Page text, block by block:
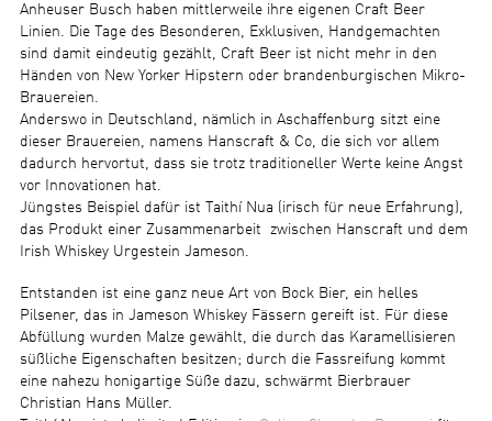
Anheuser Busch haben mittlerweile ihre eigenen Craft Beer
Linien. Die Tage des Besonderen, Exklusiven, Handgemachten
sind damit eindeutig gezählt, Craft Beer ist nicht mehr in den
Händen von New Yorker Hipstern oder brandenburgischen Mikro-
Brauereien.
Anderswo in Deutschland, nämlich in Aschaffenburg sitzt eine
dieser Brauereien, namens Hanscraft & Co, die sich vor allem
dadurch hervortut, dass sie trotz traditioneller Werte keine Angst
vor Innovationen hat.
Jüngstes Beispiel dafür ist Taithí Nua (irisch für neue Erfahrung),
das Produkt einer Zusammenarbeit zwischen Hanscraft und dem
Irish Whiskey Urgestein Jameson.
Entstanden ist eine ganz neue Art von Bock Bier, ein helles
Pilsener, das in Jameson Whiskey Fässern gereift ist. Für diese
Abfüllung wurden Malze gewählt, die durch das Karamellisieren
süßliche Eigenschaften besitzen; durch die Fassreifung kommt
eine nahezu honigartige Süße dazu, schwärmt Bierbrauer
Christian Hans Müller.